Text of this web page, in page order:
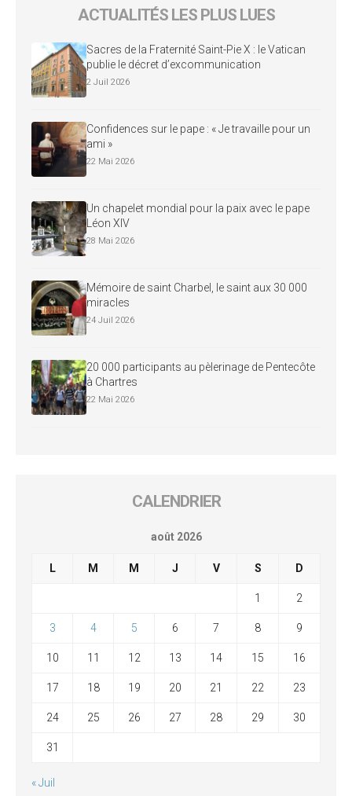
ACTUALITÉS LES PLUS LUES
Sacres de la Fraternité Saint-Pie X : le Vatican
publie le décret d’excommunication
2 Juil 2026
Confidences sur le pape : « Je travaille pour un
ami »
22 Mai 2026
Un chapelet mondial pour la paix avec le pape
Léon XIV
28 Mai 2026
Mémoire de saint Charbel, le saint aux 30 000
miracles
24 Juil 2026
20 000 participants au pèlerinage de Pentecôte
à Chartres
22 Mai 2026
CALENDRIER
août 2026
L M M J V S D
1 2
3 4 5 6 7 8 9
10 11 12 13 14 15 16
17 18 19 20 21 22 23
24 25 26 27 28 29 30
31
« Juil